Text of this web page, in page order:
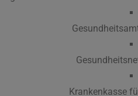
Krankenkasse